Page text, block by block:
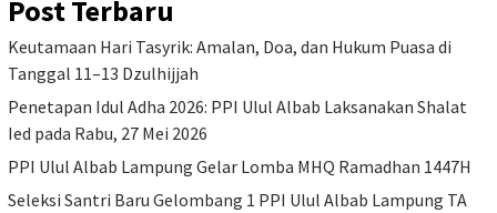
Post Terbaru
Keutamaan Hari Tasyrik: Amalan, Doa, dan Hukum Puasa di
Tanggal 11–13 Dzulhijjah
Penetapan Idul Adha 2026: PPI Ulul Albab Laksanakan Shalat
Ied pada Rabu, 27 Mei 2026
PPI Ulul Albab Lampung Gelar Lomba MHQ Ramadhan 1447H
Seleksi Santri Baru Gelombang 1 PPI Ulul Albab Lampung TA